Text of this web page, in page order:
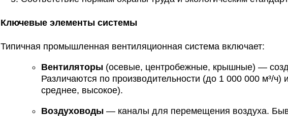
Ключевые элементы системы
Типичная промышленная вентиляционная система включает:
Вентиляторы (осевые, центробежные, крышные) —
Различаются по производительности (до 1 000 000 м³/ч) и
среднее, высокое).
Воздуховоды — каналы для перемещения воздуха.